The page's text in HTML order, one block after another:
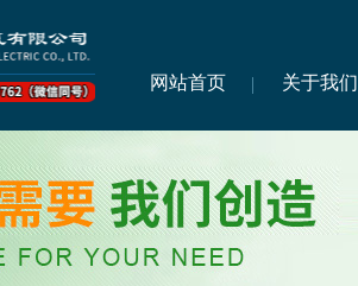
网站首页 关于我们